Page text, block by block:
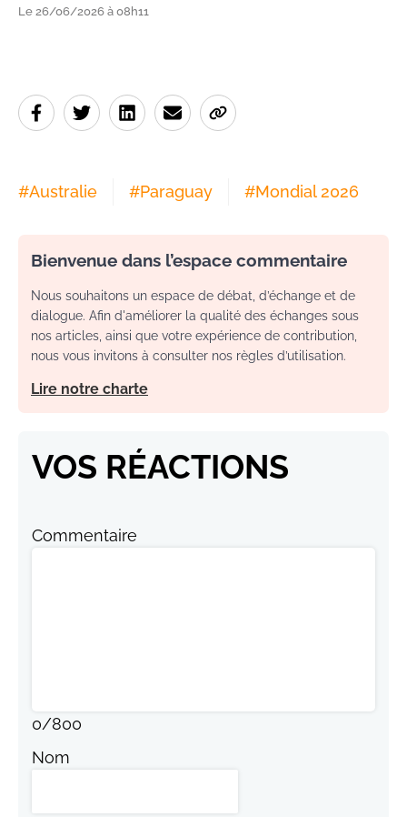
Le 26/06/2026 à 08h11
#Australie #Paraguay #Mondial 2026
Bienvenue dans l’espace commentaire
Nous souhaitons un espace de débat, d’échange et de
dialogue. Afin d'améliorer la qualité des échanges sous
nos articles, ainsi que votre expérience de contribution,
nous vous invitons à consulter nos règles d’utilisation.
Lire notre charte
VOS RÉACTIONS
Commentaire
0/800
Nom